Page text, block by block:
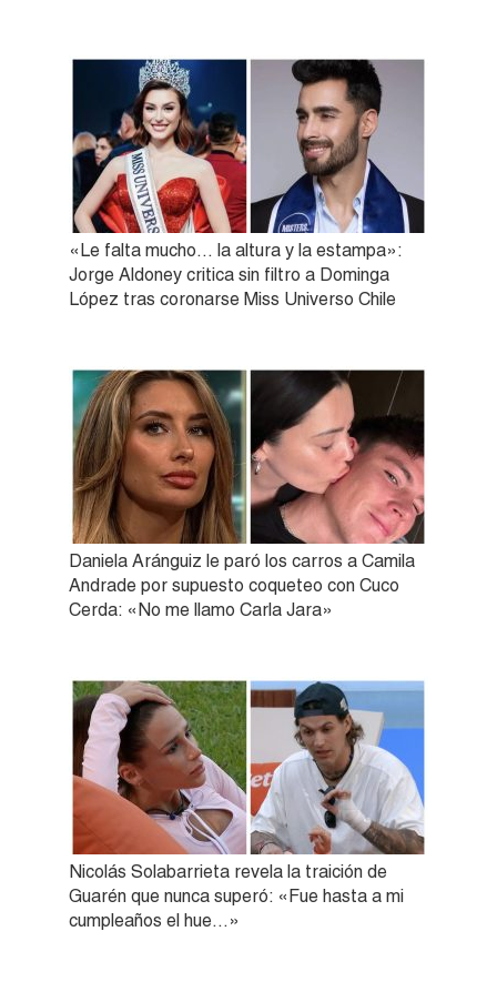
«Le falta mucho… la altura y la estampa»:
Jorge Aldoney critica sin filtro a Dominga
López tras coronarse Miss Universo Chile
Daniela Aránguiz le paró los carros a Camila
Andrade por supuesto coqueteo con Cuco
Cerda: «No me llamo Carla Jara»
Nicolás Solabarrieta revela la traición de
Guarén que nunca superó: «Fue hasta a mi
cumpleaños el hue…»